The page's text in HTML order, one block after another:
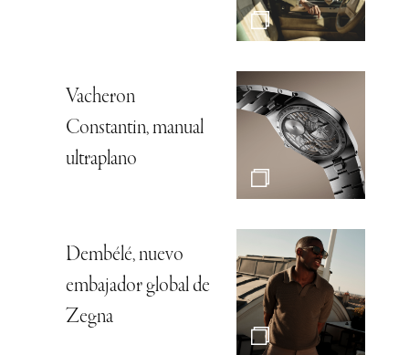
Vacheron
Constantin, manual
ultraplano
Dembélé, nuevo
embajador global de
Zegna